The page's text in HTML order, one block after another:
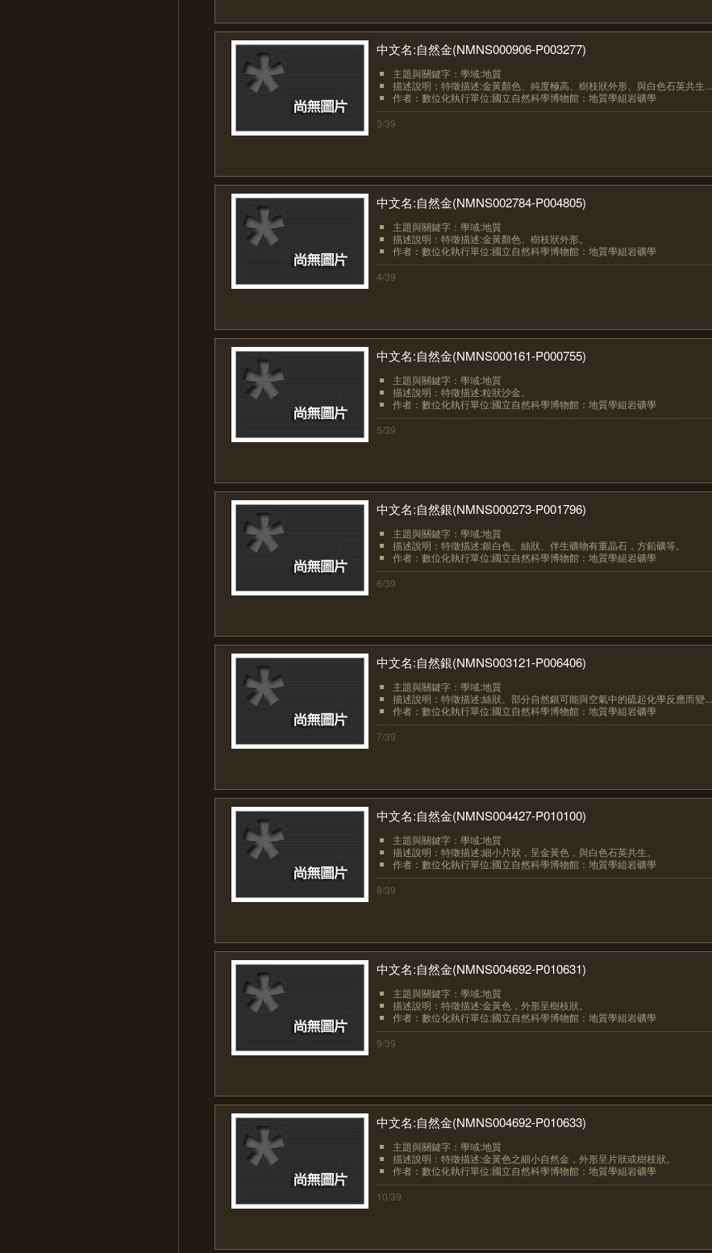
中文名:自然金(NMNS000906-P003277)
主題與關鍵字：學域:地質
描述說明：特徵描述:金黃顏色、純度極高、樹枝狀外形、與白色石英共生...
作者：數位化執行單位:國立自然科學博物館：地質學組岩礦學
3/39
中文名:自然金(NMNS002784-P004805)
主題與關鍵字：學域:地質
描述說明：特徵描述:金黃顏色、樹枝狀外形。
作者：數位化執行單位:國立自然科學博物館：地質學組岩礦學
4/39
中文名:自然金(NMNS000161-P000755)
主題與關鍵字：學域:地質
描述說明：特徵描述:粒狀沙金。
作者：數位化執行單位:國立自然科學博物館：地質學組岩礦學
5/39
中文名:自然銀(NMNS000273-P001796)
主題與關鍵字：學域:地質
描述說明：特徵描述:銀白色、絲狀、伴生礦物有重晶石，方鉛礦等。
作者：數位化執行單位:國立自然科學博物館：地質學組岩礦學
6/39
中文名:自然銀(NMNS003121-P006406)
主題與關鍵字：學域:地質
描述說明：特徵描述:絲狀、部分自然銀可能與空氣中的硫起化學反應而變...
作者：數位化執行單位:國立自然科學博物館：地質學組岩礦學
7/39
中文名:自然金(NMNS004427-P010100)
主題與關鍵字：學域:地質
描述說明：特徵描述:細小片狀，呈金黃色，與白色石英共生。
作者：數位化執行單位:國立自然科學博物館：地質學組岩礦學
8/39
中文名:自然金(NMNS004692-P010631)
主題與關鍵字：學域:地質
描述說明：特徵描述:金黃色，外形呈樹枝狀。
作者：數位化執行單位:國立自然科學博物館：地質學組岩礦學
9/39
中文名:自然金(NMNS004692-P010633)
主題與關鍵字：學域:地質
描述說明：特徵描述:金黃色之細小自然金，外形呈片狀或樹枝狀。
作者：數位化執行單位:國立自然科學博物館：地質學組岩礦學
10/39